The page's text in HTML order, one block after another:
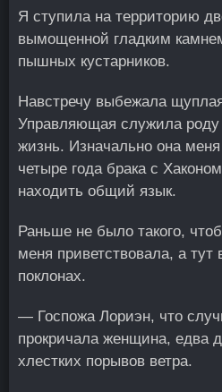
Я ступила на территорию
вымощенной гладким
пышных кустарников.
Навстречу выбежала
Управляющая служила
жизнь. Изначально она
четыре года брака с
находить общий язык.
Раньше не было такого,
меня приветствовала, а тут
поклонах.
— Госпожа Лориэн, что
прокричала женщина, едва
хлестких порывов ветра.